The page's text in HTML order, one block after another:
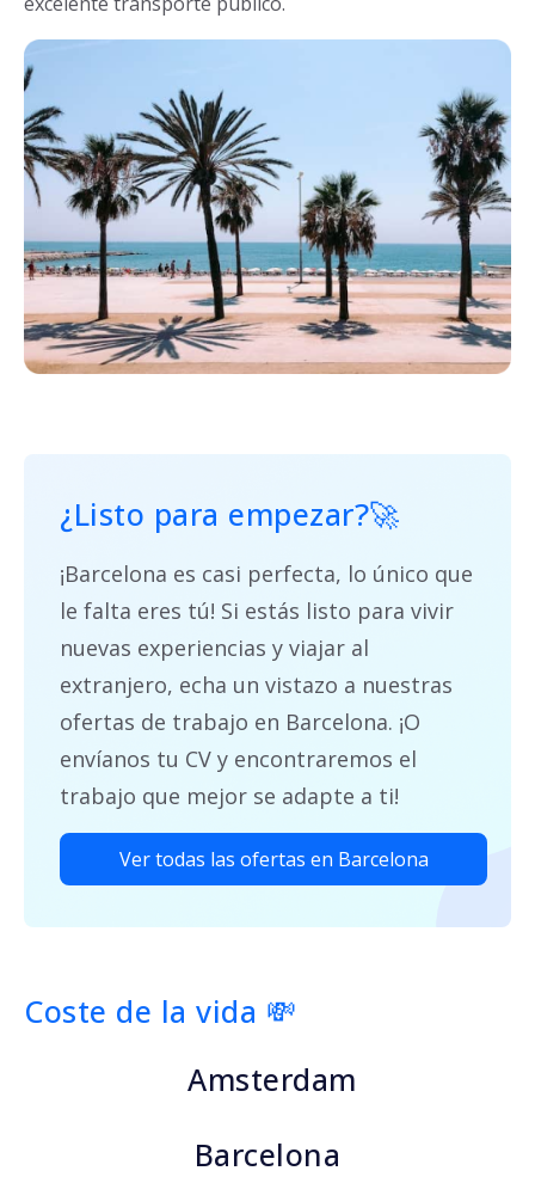
¿Listo para empezar?🚀
¡Barcelona es casi perfecta, lo único que
le falta eres tú! Si estás listo para vivir
nuevas experiencias y viajar al
extranjero, echa un vistazo a nuestras
ofertas de trabajo en Barcelona. ¡O
envíanos tu CV y encontraremos el
trabajo que mejor se adapte a ti!
Ver todas las ofertas en Barcelona
Coste de la vida 💸
Amsterdam
Barcelona